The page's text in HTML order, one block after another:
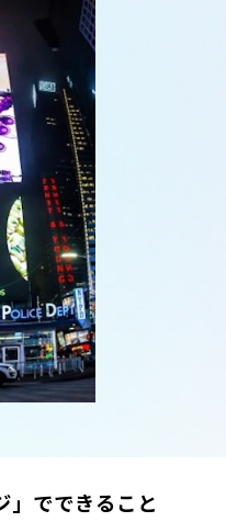
」でできること